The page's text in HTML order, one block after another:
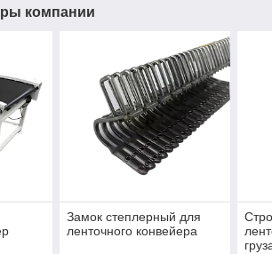
компании
Замок степлерный для
ленточного конвейера